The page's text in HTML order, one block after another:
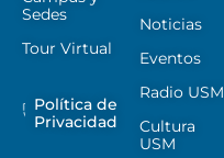
Sedes
Tour Virtual
Política de
Privacidad
Noticias
Eventos
Radio USM
Cultura
USM